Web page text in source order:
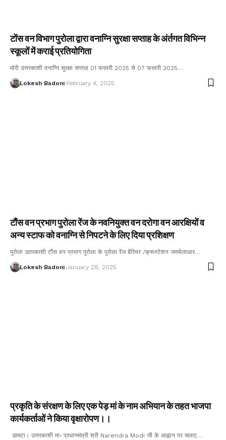
टोंस वन विभाग पुरोला द्वारा वनाग्नि सुरक्षा सप्ताह के अंर्तगत विभिन्न
स्कूलों में कराई प्रतियोगिता
मोरी उत्तरकाशी वनाग्नि सुरक्षा सप्ताह 01 फरवरी 2025 से 07 फरवरी 2025…
Lokesh Badoni February 4, 2025
टौंस वन प्रभाग पुरोला रेंज के नवनियुक्त वन दरोगा वन आरक्षियों व
अन्य स्टाफ को वनाग्नि से निपटने के लिए दिया प्रशिक्षण
पुरोला उतरकाशी टौंस वन प्रभाग पुरोला के पुरोला रेंज बैरियर /क्रूस्टेशन जरमोलाधार…
Lokesh Badoni January 28, 2025
प्रकृति के संरक्षण के लिए एक पेड़ मां के नाम अभियान के तहत भाजपा
कार्यकर्ताओं ने किया वृक्षारोपण।।
डामटा। उत्तरकाशी मा॰ प्रधानमंत्री श्री Narendra Modi जी के आह्वान पर चलाए…